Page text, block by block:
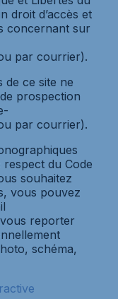
droit d’accès et
concernant sur
par courrier).
de ce site ne
prospection
par courrier).
du Code
souhaitez
vous pouvez
reporter
schéma,